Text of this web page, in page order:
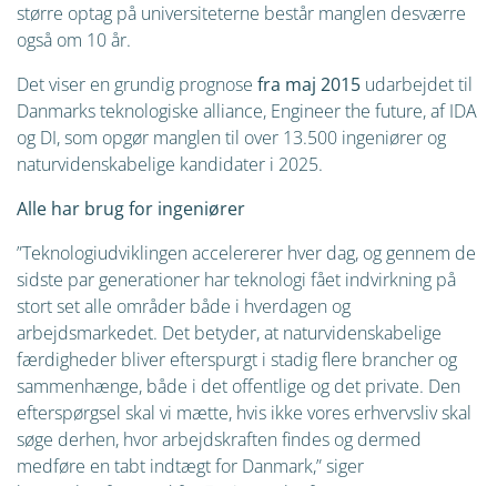
større optag på universiteterne består manglen desværre
også om 10 år.
Det viser en grundig prognose fra maj 2015 udarbejdet til
Danmarks teknologiske alliance, Engineer the future, af IDA
og DI, som opgør manglen til over 13.500 ingeniører og
naturvidenskabelige kandidater i 2025.
Alle har brug for ingeniører
”Teknologiudviklingen accelererer hver dag, og gennem de
sidste par generationer har teknologi fået indvirkning på
stort set alle områder både i hverdagen og
arbejdsmarkedet. Det betyder, at naturvidenskabelige
færdigheder bliver efterspurgt i stadig flere brancher og
sammenhænge, både i det offentlige og det private. Den
efterspørgsel skal vi mætte, hvis ikke vores erhvervsliv skal
søge derhen, hvor arbejdskraften findes og dermed
medføre en tabt indtægt for Danmark,” siger